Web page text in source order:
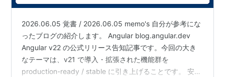
2026.06.05 覚書 / 2026.06.05 memo's 自分が参考にな
ったブログの紹介します。 Angular blog.angular.dev
Angular v22 の公式リリース告知記事です。今回の大き
なテーマは、v21 で導入・拡張された機能群を
production-ready / stable に引き上げることです。 安定